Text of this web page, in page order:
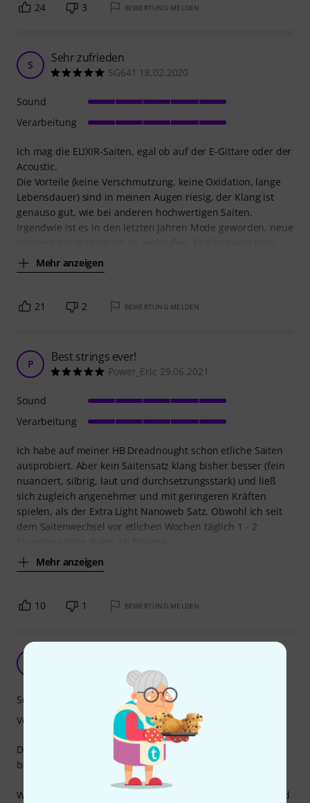
24 3 BEWERTUNG MELDEN
S Sehr zufrieden
SG641 18.02.2020
Ich mag die ELIXIR-Saiten, egal ob auf der E-Gittare oder der
Acoustic.
Die Vorteile (keine Verschmutzung, keine Oxidation, lange
Lebensdauer) sind in meinen Augen riesig, der Klang ist
genauso gut, wie bei anderen hochwertigen Saiten.
Irgendwie ist es in den letzten Jahren Mode geworden, neue
Mehr anzeigen
Sound
Verarbeitung
21 2 BEWERTUNG MELDEN
P Best strings ever!
Power_Eric 29.06.2021
Ich habe auf meiner HB Dreadnought schon etliche Saiten
ausprobiert. Aber kein Saitensatz klang bisher besser (fein
nuanciert, silbrig, laut und durchsetzungsstark) und ließ
sich zugleich angenehmer und mit geringeren Kräften
spielen, als der Extra Light Nanoweb Satz. Obwohl ich seit
dem Saitenwechsel vor etlichen Wochen täglich 1 - 2
Mehr anzeigen
Sound
Verarbeitung
10 1 BEWERTUNG MELDEN
Evit 30.07.2020
Die Saiten wurden gemeinsam mit einer neuen Gitarre
bestellt und waren daher als erster Saitensatz angedacht.
WIe gewohnt sind die Saiten von Elixir widerstandfähig und
Sound
Verarbeitung